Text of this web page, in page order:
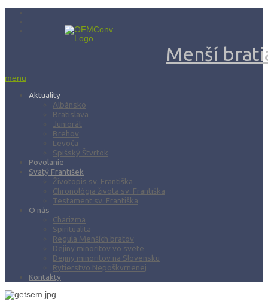
Menší
menu
Aktuality
Albánsko
Bratislava
Juniorát
Brehov
Levoča
Spišský Štvrtok
Povolanie
Svätý František
Životopis sv. Františka
Chronológia života sv. Františka
Testament sv. Františka
O nás
Charizma
Spiritualita
Regula Menších bratov
Dejiny minoritov vo svete
Dejiny minoritov na Slovensku
Rytierstvo Nepoškvrnenej
Kontakty